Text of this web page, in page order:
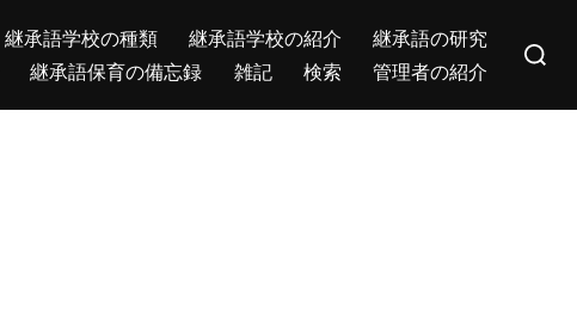
継承語学校の種類 継承語学校の紹介
継承語の研究
継承語保育の備忘録 雑記 検索 管理者の紹介
for: